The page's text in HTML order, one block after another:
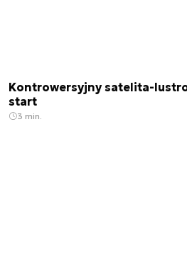
Kontrowersyjny satelita-
start
3 min.